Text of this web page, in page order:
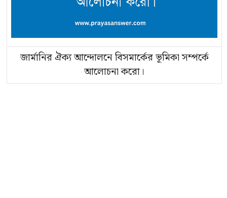
জার্মানির ঐক্য আন্দোলনে বিসমার্কের ভূমিকা সম্পর্কে
আলোচনা করো।